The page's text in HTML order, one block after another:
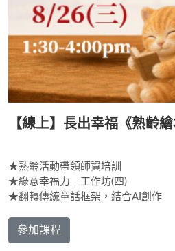
【線上】長出幸福《熟齡
★熟齡活動帶領師資培訓
★綠意幸福力｜工作坊(四)
★翻轉傳統童話框架，結合AI創作
參加課程